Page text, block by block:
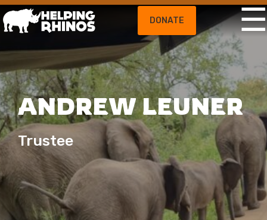
DONATE ☰
ANDREW LEUNER
Trustee